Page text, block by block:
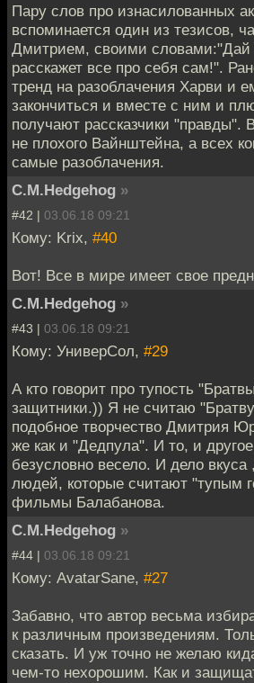
Пару слов про изнасилованных
вспоминается один из тезисов,
Дмитрием, своими словами:"Дай
расскажет все про себя сам!".
тренд на разоблачения Харви и
закончиться и вместе с ним и
получают рассказчики "правды".
не плохого Вайнштейна, а всех
самые разоблачения.
C.M.Hedgehog »
#42 | 03.06.18 09:21
Кому: Krix, #40
Вот! Все в мире имеет свое
C.M.Hedgehog »
#43 | 03.06.18 09:21
Кому: УниверСол, #29
А кто говорит про тупость
защитники.)) Я не считаю
подобное творчество Дмитрия
же как и "Дедпула". И то, и
безусловно весело. И дело вкуса
людей, которые считают "тупым
фильмы Балабанова.
C.M.Hedgehog »
#44 | 03.06.18 09:21
Кому: AvatarSane, #27
Забавно, что автор весьма
к различным произведениям.
сказать. И уж точно не желаю
чем-то нехорошим. Как и